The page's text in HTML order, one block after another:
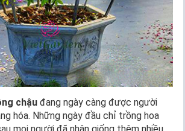
chậu đang ngày càng được người
hóa. Những ngày đầu chỉ trồng hoa